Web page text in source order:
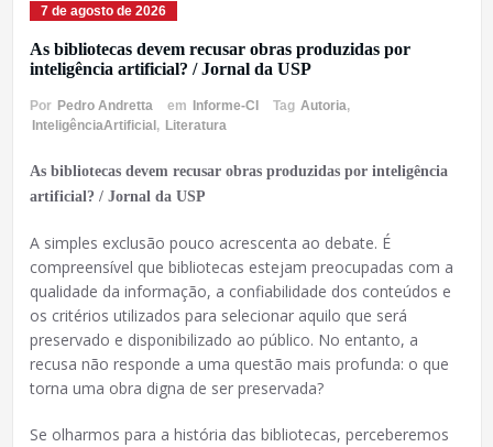
7 de agosto de 2026
As bibliotecas devem recusar obras produzidas por
inteligência artificial? / Jornal da USP
Por Pedro Andretta em Informe-CI Tag Autoria,
InteligênciaArtificial , Literatura
As bibliotecas devem recusar obras produzidas por inteligência
artificial? / Jornal da USP
A simples exclusão pouco acrescenta ao debate. É
compreensível que bibliotecas estejam preocupadas com a
qualidade da informação, a confiabilidade dos conteúdos e
os critérios utilizados para selecionar aquilo que será
preservado e disponibilizado ao público. No entanto, a
recusa não responde a uma questão mais profunda: o que
torna uma obra digna de ser preservada?
Se olharmos para a história das bibliotecas, perceberemos